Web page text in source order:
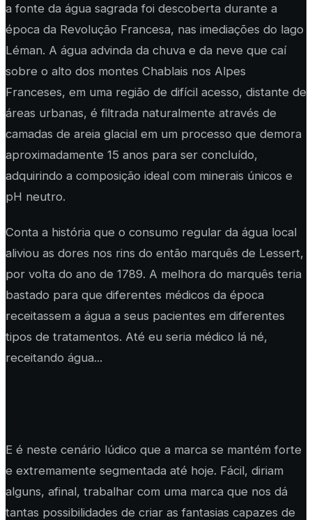
a fonte da água sagrada foi descoberta durante a
época da Revolução Francesa, nas imediações do lago
Léman. A água advinda da chuva e da neve que caí
sobre o alto dos montes Chablais nos Alpes
Franceses, em uma região de difícil acesso, distante de
áreas urbanas, é filtrada naturalmente através de
camadas de areia glacial em um processo que demora
aproximadamente 15 anos para ser concluído,
adquirindo a composição ideal com minerais únicos e
pH neutro.
Conta a história que o consumo regular da água local
aliviou as dores nos rins do então marquês de Lessert,
por volta do ano de 1789. A melhora do marquês teria
bastado para que diferentes médicos da época
receitassem a água a seus pacientes em diferentes
tipos de tratamentos. Até eu seria médico lá né,
receitando água...
E é neste cenário lúdico que a marca se mantém forte
e extremamente segmentada até hoje. Fácil, diriam
alguns, afinal, trabalhar com uma marca que nos dá
tantas possibilidades de criar as fantasias capazes de